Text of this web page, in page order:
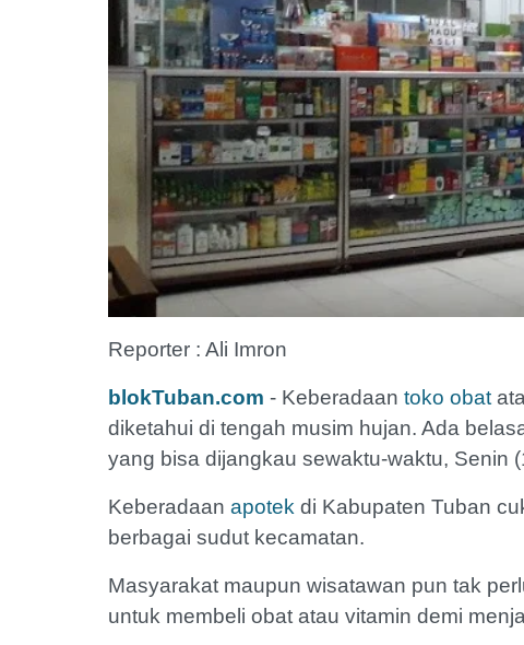
Reporter : Ali Imron
blokTuban.com - Keberadaan toko obat
diketahui di tengah musim hujan. Ada
yang bisa dijangkau sewaktu-waktu, Senin
Keberadaan apotek di Kabupaten Tuban
berbagai sudut kecamatan.
Masyarakat maupun wisatawan pun tak
untuk membeli obat atau vitamin demi